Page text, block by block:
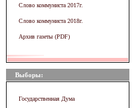
Слово коммуниста 2017г.
Слово коммуниста 2018г.
Архив газеты (PDF)
Выборы:
Государственная Дума